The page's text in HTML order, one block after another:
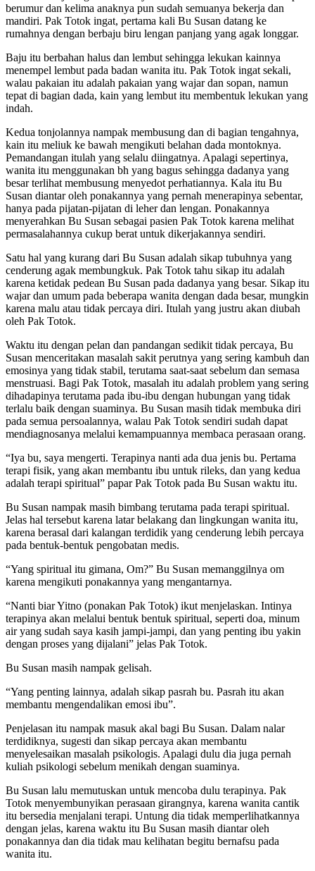
berumur dan kelima anaknya pun sudah semuanya bekerja dan
mandiri. Pak Totok ingat, pertama kali Bu Susan datang ke
rumahnya dengan berbaju biru lengan panjang yang agak longgar.
Baju itu berbahan halus dan lembut sehingga lekukan kainnya
menempel lembut pada badan wanita itu. Pak Totok ingat sekali,
walau pakaian itu adalah pakaian yang wajar dan sopan, namun
tepat di bagian dada, kain yang lembut itu membentuk lekukan yang
indah.
Kedua tonjolannya nampak membusung dan di bagian tengahnya,
kain itu meliuk ke bawah mengikuti belahan dada montoknya.
Pemandangan itulah yang selalu diingatnya. Apalagi sepertinya,
wanita itu menggunakan bh yang bagus sehingga dadanya yang
besar terlihat membusung menyedot perhatiannya. Kala itu Bu
Susan diantar oleh ponakannya yang pernah menerapinya sebentar,
hanya pada pijatan-pijatan di leher dan lengan. Ponakannya
menyerahkan Bu Susan sebagai pasien Pak Totok karena melihat
permasalahannya cukup berat untuk dikerjakannya sendiri.
Satu hal yang kurang dari Bu Susan adalah sikap tubuhnya yang
cenderung agak membungkuk. Pak Totok tahu sikap itu adalah
karena ketidak pedean Bu Susan pada dadanya yang besar. Sikap itu
wajar dan umum pada beberapa wanita dengan dada besar, mungkin
karena malu atau tidak percaya diri. Itulah yang justru akan diubah
oleh Pak Totok.
Waktu itu dengan pelan dan pandangan sedikit tidak percaya, Bu
Susan menceritakan masalah sakit perutnya yang sering kambuh dan
emosinya yang tidak stabil, terutama saat-saat sebelum dan semasa
menstruasi. Bagi Pak Totok, masalah itu adalah problem yang sering
dihadapinya terutama pada ibu-ibu dengan hubungan yang tidak
terlalu baik dengan suaminya. Bu Susan masih tidak membuka diri
pada semua persoalannya, walau Pak Totok sendiri sudah dapat
mendiagnosanya melalui kemampuannya membaca perasaan orang.
“Iya bu, saya mengerti. Terapinya nanti ada dua jenis bu. Pertama
terapi fisik, yang akan membantu ibu untuk rileks, dan yang kedua
adalah terapi spiritual” papar Pak Totok pada Bu Susan waktu itu.
Bu Susan nampak masih bimbang terutama pada terapi spiritual.
Jelas hal tersebut karena latar belakang dan lingkungan wanita itu,
karena berasal dari kalangan terdidik yang cenderung lebih percaya
pada bentuk-bentuk pengobatan medis.
“Yang spiritual itu gimana, Om?” Bu Susan memanggilnya om
karena mengikuti ponakannya yang mengantarnya.
“Nanti biar Yitno (ponakan Pak Totok) ikut menjelaskan. Intinya
terapinya akan melalui bentuk bentuk spiritual, seperti doa, minum
air yang sudah saya kasih jampi-jampi, dan yang penting ibu yakin
dengan proses yang dijalani” jelas Pak Totok.
Bu Susan masih nampak gelisah.
“Yang penting lainnya, adalah sikap pasrah bu. Pasrah itu akan
membantu mengendalikan emosi ibu”.
Penjelasan itu nampak masuk akal bagi Bu Susan. Dalam nalar
terdidiknya, sugesti dan sikap percaya akan membantu
menyelesaikan masalah psikologis. Apalagi dulu dia juga pernah
kuliah psikologi sebelum menikah dengan suaminya.
Bu Susan lalu memutuskan untuk mencoba dulu terapinya. Pak
Totok menyembunyikan perasaan girangnya, karena wanita cantik
itu bersedia menjalani terapi. Untung dia tidak memperlihatkannya
dengan jelas, karena waktu itu Bu Susan masih diantar oleh
ponakannya dan dia tidak mau kelihatan begitu bernafsu pada
wanita itu.